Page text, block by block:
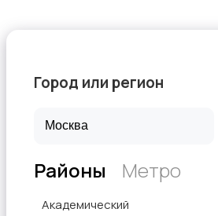
Город или регион
Районы Метро
Академический